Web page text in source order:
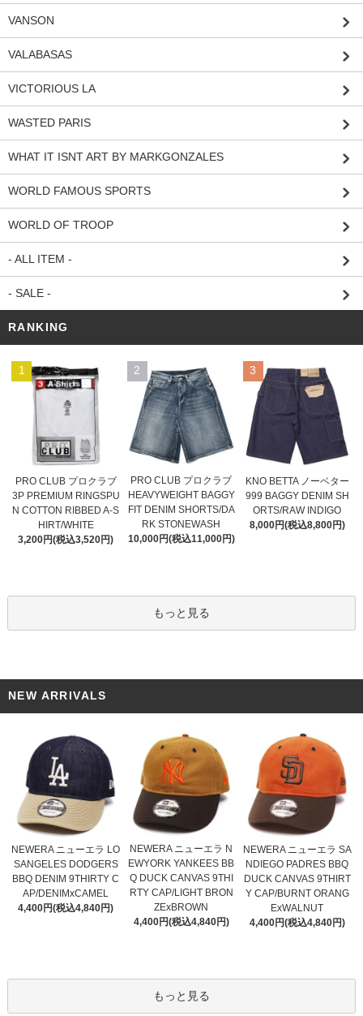
VANSON
VALABASAS
VICTORIOUS LA
WASTED PARIS
WHAT IT ISNT ART BY MARKGONZALES
WORLD FAMOUS SPORTS
WORLD OF TROOP
- ALL ITEM -
- SALE -
RANKING
1
PRO CLUB プロクラブ
3P PREMIUM RINGSPU
N COTTON RIBBED A-S
HIRT/WHITE
3,200円(税込3,520円)
2
PRO CLUB プロクラブ
HEAVYWEIGHT BAGGY
FIT DENIM SHORTS/DA
RK STONEWASH
10,000円(税込11,000円)
3
KNO BETTA ノーベター
999 BAGGY DENIM SH
ORTS/RAW INDIGO
8,000円(税込8,800円)
もっと見る
NEW ARRIVALS
NEWERA ニューエラ LO
SANGELES DODGERS
BBQ DENIM 9THIRTY C
AP/DENIMxCAMEL
4,400円(税込4,840円)
NEWERA ニューエラ N
EWYORK YANKEES BB
Q DUCK CANVAS 9THI
RTY CAP/LIGHT BRON
ZExBROWN
4,400円(税込4,840円)
NEWERA ニューエラ SA
NDIEGO PADRES BBQ
DUCK CANVAS 9THIRT
Y CAP/BURNT ORANG
ExWALNUT
4,400円(税込4,840円)
もっと見る